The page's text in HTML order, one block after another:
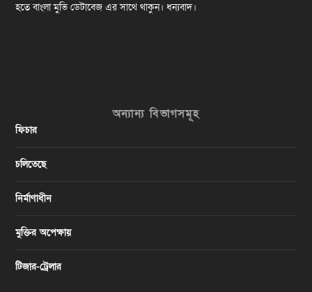
হতে বাংলা মুভি ডেটাবেজ এর সাথে থাকুন। ধন্যবাদ।
অন্যান্য বিভাগসমূহ
ফিচার
চলিতেছে
নির্মাণাধীন
মুক্তির অপেক্ষায়
টিজার-ট্রেলার